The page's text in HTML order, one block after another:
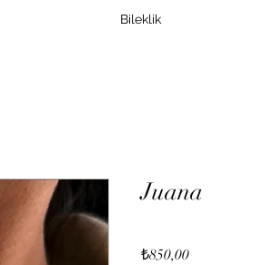
Bileklik
Juana
₺850,00Fiyat